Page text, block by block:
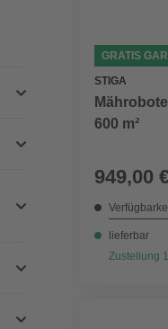
GRATIS
STIGA
600 m²
949,00
lieferbar
Zustellung